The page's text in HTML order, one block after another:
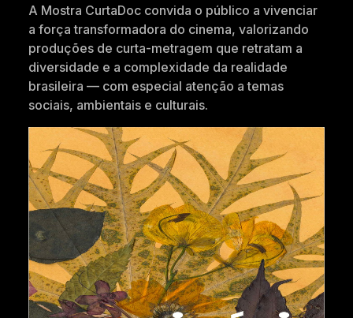
A Mostra CurtaDoc convida o público a vivenciar
a força transformadora do cinema, valorizando
produções de curta-metragem que retratam a
diversidade e a complexidade da realidade
brasileira — com especial atenção a temas
sociais, ambientais e culturais.